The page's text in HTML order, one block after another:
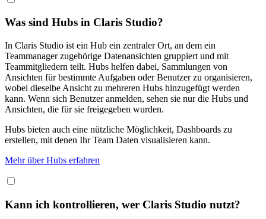
Was sind Hubs in Claris Studio?
In Claris Studio ist ein Hub ein zentraler Ort, an dem ein
Teammanager zugehörige Datenansichten gruppiert und mit
Teammitgliedern teilt. Hubs helfen dabei, Sammlungen von
Ansichten für bestimmte Aufgaben oder Benutzer zu organisieren,
wobei dieselbe Ansicht zu mehreren Hubs hinzugefügt werden
kann. Wenn sich Benutzer anmelden, sehen sie nur die Hubs und
Ansichten, die für sie freigegeben wurden.
Hubs bieten auch eine nützliche Möglichkeit, Dashboards zu
erstellen, mit denen Ihr Team Daten visualisieren kann.
Mehr über Hubs erfahren
Kann ich kontrollieren, wer Claris Studio nutzt?